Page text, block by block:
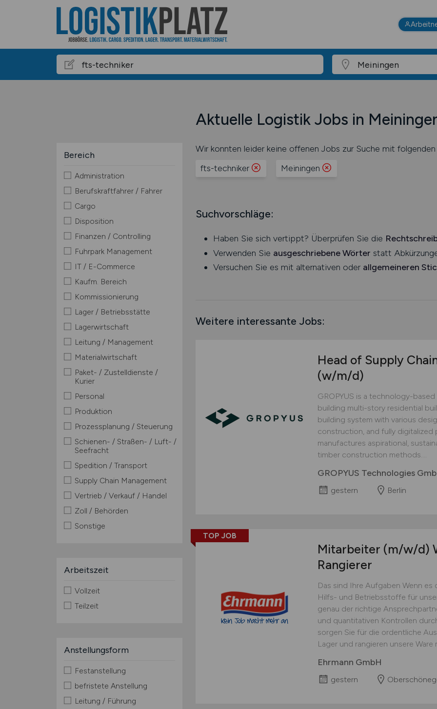
Aktuelle Logistik Jobs in
Bereich
Administration
Berufskraftfahrer / Fahrer
Cargo
Disposition
Finanzen / Controlling
Fuhrpark Management
IT / E-Commerce
Kaufm. Bereich
Kommissionierung
Lager / Betriebsstätte
Lagerwirtschaft
Leitung / Management
Materialwirtschaft
Paket- / Zustelldienste /
Kurier
Personal
Produktion
Prozessplanung / Steuerung
Schienen- / Straßen- / Luft- /
Seefracht
Spedition / Transport
Supply Chain Management
Vertrieb / Verkauf / Handel
Zoll / Behörden
Sonstige
Arbeitszeit
Vollzeit
Teilzeit
Anstellungsform
Festanstellung
befristete Anstellung
Leitung / Führung
Wir konnten leider keine offenen Jobs zur Suche mit
fts-techniker
Meiningen
Suchvorschläge:
Haben Sie sich vertippt? Überprüfen Sie die
Verwenden Sie ausgeschriebene Wörter statt
Versuchen Sie es mit alternativen oder allgemeineren
Weitere interessante Jobs:
Head of Supply
(w/m/d)
GROPYUS is a technology-
building multi-story residential
building system with various
construction, and fully digitalized
manufactures aspirational,
timber construction methods....
GROPYUS Technologies
gestern Berlin
TOP JOB
Mitarbeiter (m/w/d)
Rangierer
Das sind Ihre Aufgaben Wenn
Hilfs- und Betriebsstoffe für
genau der richtige
und quantitativen Kontrollen
sorgen Sie für die ordentliche
Lager und rangieren unsere Ware
Ehrmann GmbH
gestern